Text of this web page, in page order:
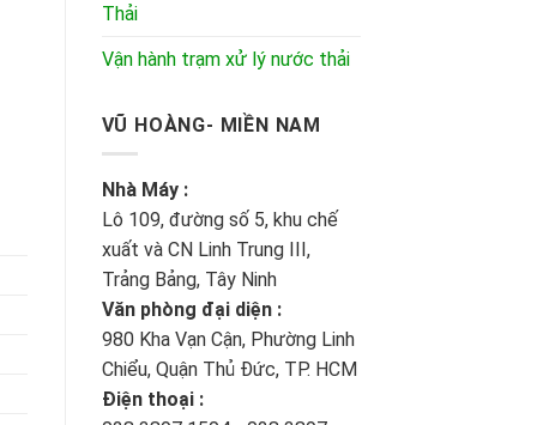
Thải
Vận hành trạm xử lý nước thải
VŨ HOÀNG- MIỀN NAM
Nhà Máy :
Lô 109, đường số 5, khu chế
xuất và CN Linh Trung III,
Trảng Bảng, Tây Ninh
Văn phòng đại diện :
980 Kha Vạn Cận, Phường Linh
Chiểu, Quận Thủ Đức, TP. HCM
Điện thoại :